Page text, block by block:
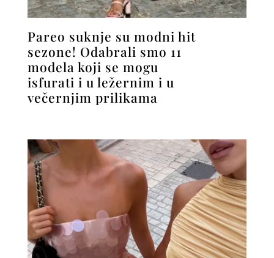
Pareo suknje su modni hit
sezone! Odabrali smo 11
modela koji se mogu
isfurati i u ležernim i u
večernjim prilikama